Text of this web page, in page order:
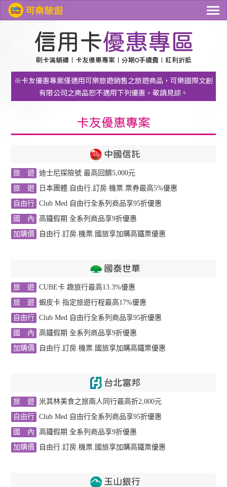
刷
信用卡優惠專區
刷卡滿額禮 卡友優惠專案 分期0手續費 紅利折抵
※卡友優惠專案僅適用可樂旅遊銷售之旅遊商品，可樂國際文創
有限公司之商品恕不適用下列優惠，敬請見諒。
卡友優惠專案
中國信託
旅 遊
迪士尼探險號 最高回饋5,000元
旅 遊
日本團體.自由行.訂房.機票.票券最高5%優惠
自由行
Club Med 自由行全系列商品享95折優惠
國 內
高鐵假期 全系列商品享9折優惠
加購價
自由行.訂房.機票.國旅享加購高鐵票優惠
國泰世華
旅 遊
CUBE卡 趣旅行最高13.3%優惠
旅 遊
蝦皮卡 指定旅遊行程最高17%優惠
自由行
Club Med 自由行全系列商品享95折優惠
國 內
高鐵假期 全系列商品享9折優惠
加購價
自由行.訂房.機票.國旅享加購高鐵票優惠
台北富邦
旅 遊
米其林美食之旅兩人同行最高折2,000元
自由行
Club Med 自由行全系列商品享95折優惠
國 內
高鐵假期 全系列商品享9折優惠
加購價
自由行.訂房.機票.國旅享加購高鐵票優惠
玉山銀行